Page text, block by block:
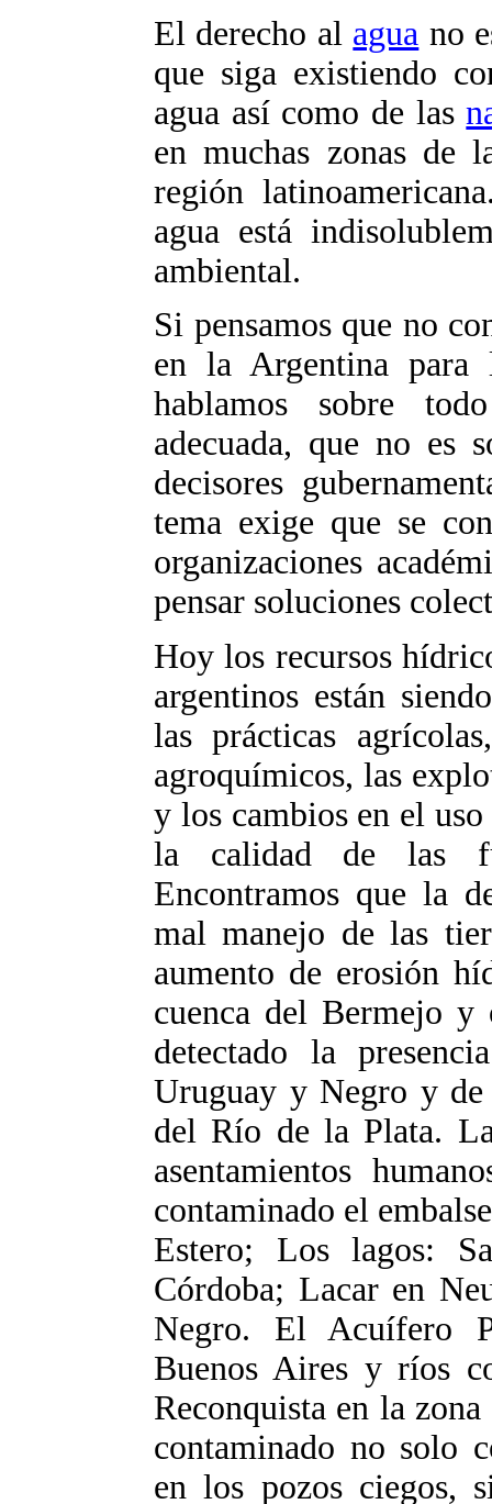
El derecho al agua no
que siga existiendo
agua así como de las
en muchas zonas de
región
agua está
ambiental.
Si pensamos que no
en la Argentina
hablamos sobre
adecuada, que no es
decisores
tema exige que se
organizaciones
pensar soluciones
Hoy los recursos
argentinos están
las prácticas
agroquímicos, las
y los cambios en el
la calidad de las
Encontramos que la
mal manejo de las
aumento de erosión
cuenca del Bermejo y
detectado la
Uruguay y Negro y de
del Río de la Plata.
asentamientos
contaminado el
Estero; Los lagos:
Córdoba; Lacar en
Negro. El Acuífero
Buenos Aires y ríos
Reconquista en la
contaminado no solo
en los pozos ciegos,